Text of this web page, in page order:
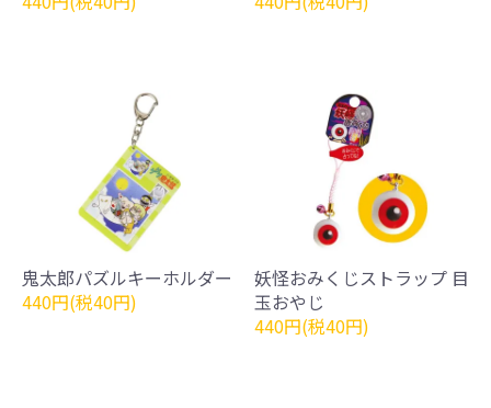
鬼太郎パズルキーホルダー
440円(税40円)
妖怪おみくじストラップ 目
玉おやじ
440円(税40円)